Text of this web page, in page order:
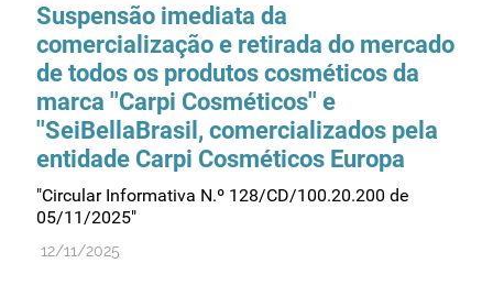
Suspensão imediata da
comercialização e retirada do mercado
de todos os produtos cosméticos da
marca ''Carpi Cosméticos'' e
''SeiBellaBrasil, comercializados pela
entidade Carpi Cosméticos Europa
"Circular Informativa N.º 128/CD/100.20.200 de
05/11/2025"
12/11/2025